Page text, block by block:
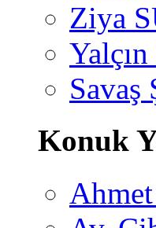
Ziya
Savaş
Konuk